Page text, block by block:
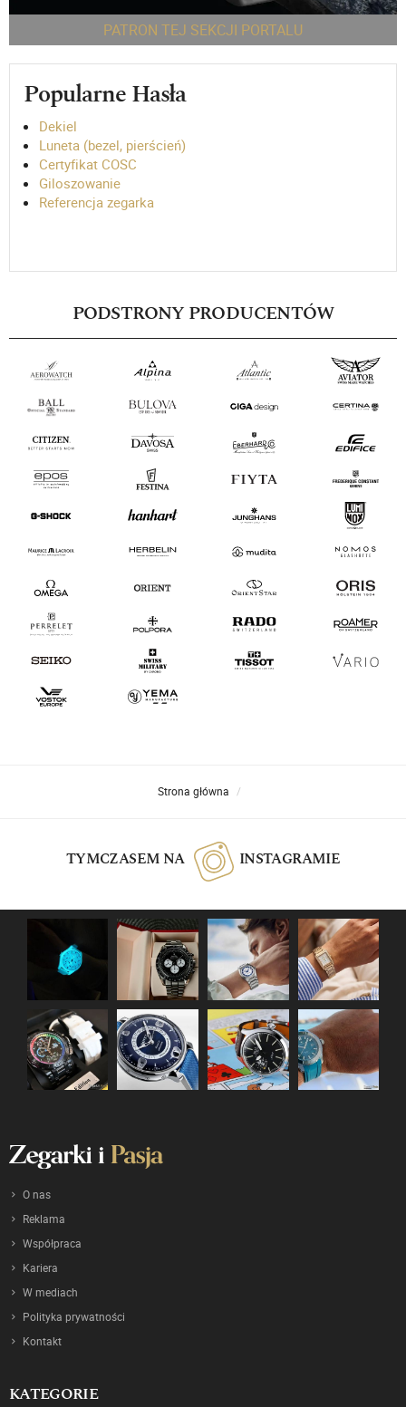
PATRON TEJ SEKCJI PORTALU
Popularne Hasła
Dekiel
Luneta (bezel, pierścień)
Certyfikat COSC
Giloszowanie
Referencja zegarka
PODSTRONY PRODUCENTÓW
Strona główna
TYMCZASEM NA INSTAGRAMIE
O nas
Reklama
Współpraca
Kariera
W mediach
Polityka prywatności
Kontakt
KATEGORIE